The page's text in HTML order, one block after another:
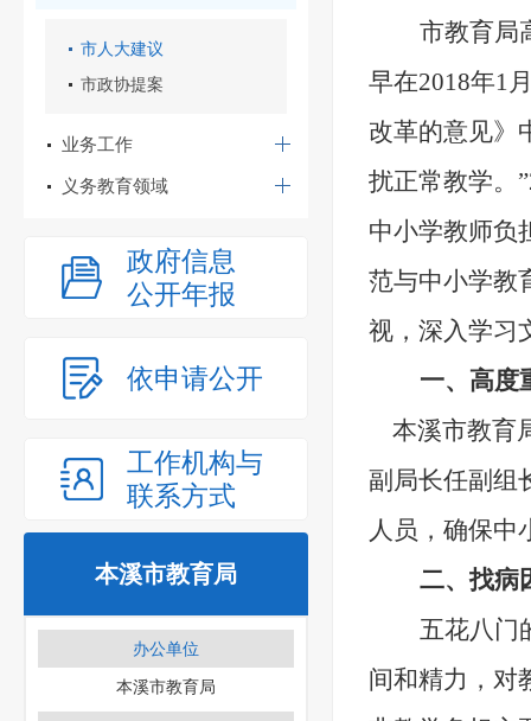
市人大建议
市政协提案
业务工作
义务教育领域
政府信息
公开年报
依申请公开
工作机构与
联系方式
本溪市教育局
办公单位
本溪市教育局
市教育局
早在2018年1
改革的意见》
扰正常教学。”
中小学教师负
范与中小学教
视，深入学习
一、 高度
本溪市教育
副局长任副组
人员，确保中
二、找病
五花八门
间和精力，对